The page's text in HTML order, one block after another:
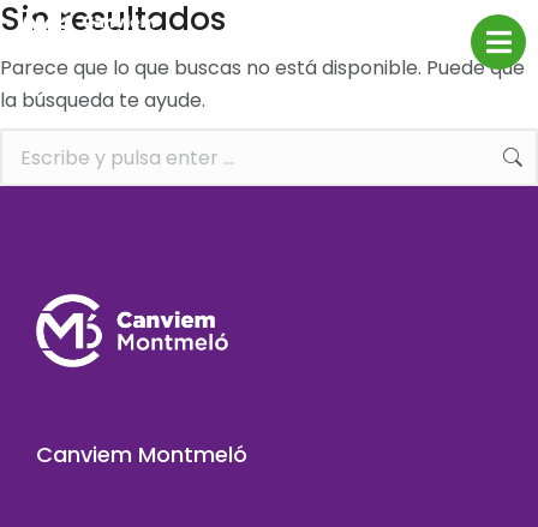
Sin resultados
Parece que lo que buscas no está disponible. Puede que
la búsqueda te ayude.
Canviem Montmeló